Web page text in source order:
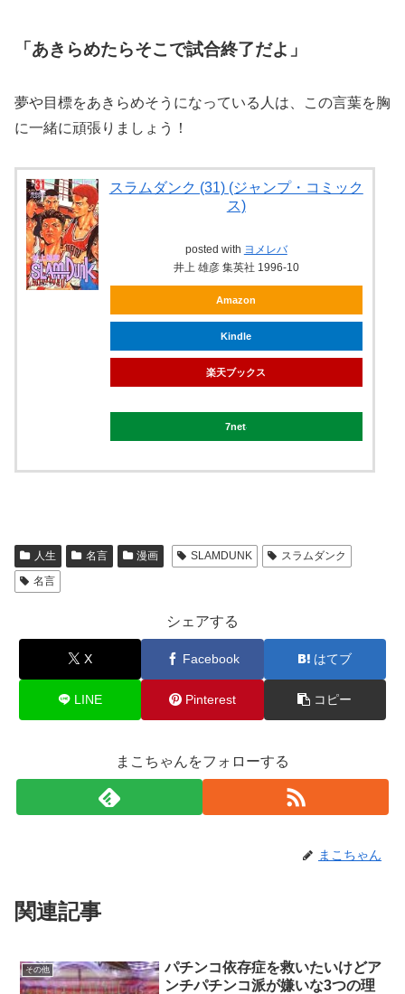
「あきらめたらそこで試合終了だよ」
夢や目標をあきらめそうになっている人は、この言葉を胸
に一緒に頑張りましょう！
スラムダンク (31) (ジャンプ・コミック
ス)
posted with ヨメレバ
井上 雄彦 集英社 1996-10
Amazon
Kindle
楽天ブックス
7net
人生 名言 漫画 SLAMDUNK
スラムダンク
名言
シェアする
X Facebook はてブ
LINE Pinterest コピー
まこちゃんをフォローする
まこちゃん
関連記事
その他
パチンコ依存症を救いたいけどア
ンチパチンコ派が嫌いな3つの理